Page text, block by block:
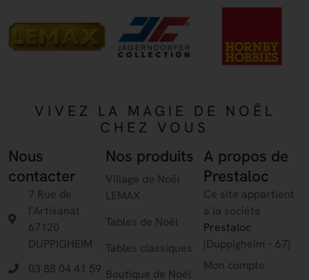
VIVEZ LA MAGIE DE NOËL
CHEZ VOUS
Nous
contacter
7 Rue de
l'Artisanat
67120
DUPPIGHEIM
03 88 04 41 59
Nos produits
Village de Noël
LEMAX
Tables de Noël
Tables classiques
Boutique de Noël
A propos de
Prestaloc
Ce site appartient
à la société
Prestaloc
(Duppigheim – 67)
Mon compte